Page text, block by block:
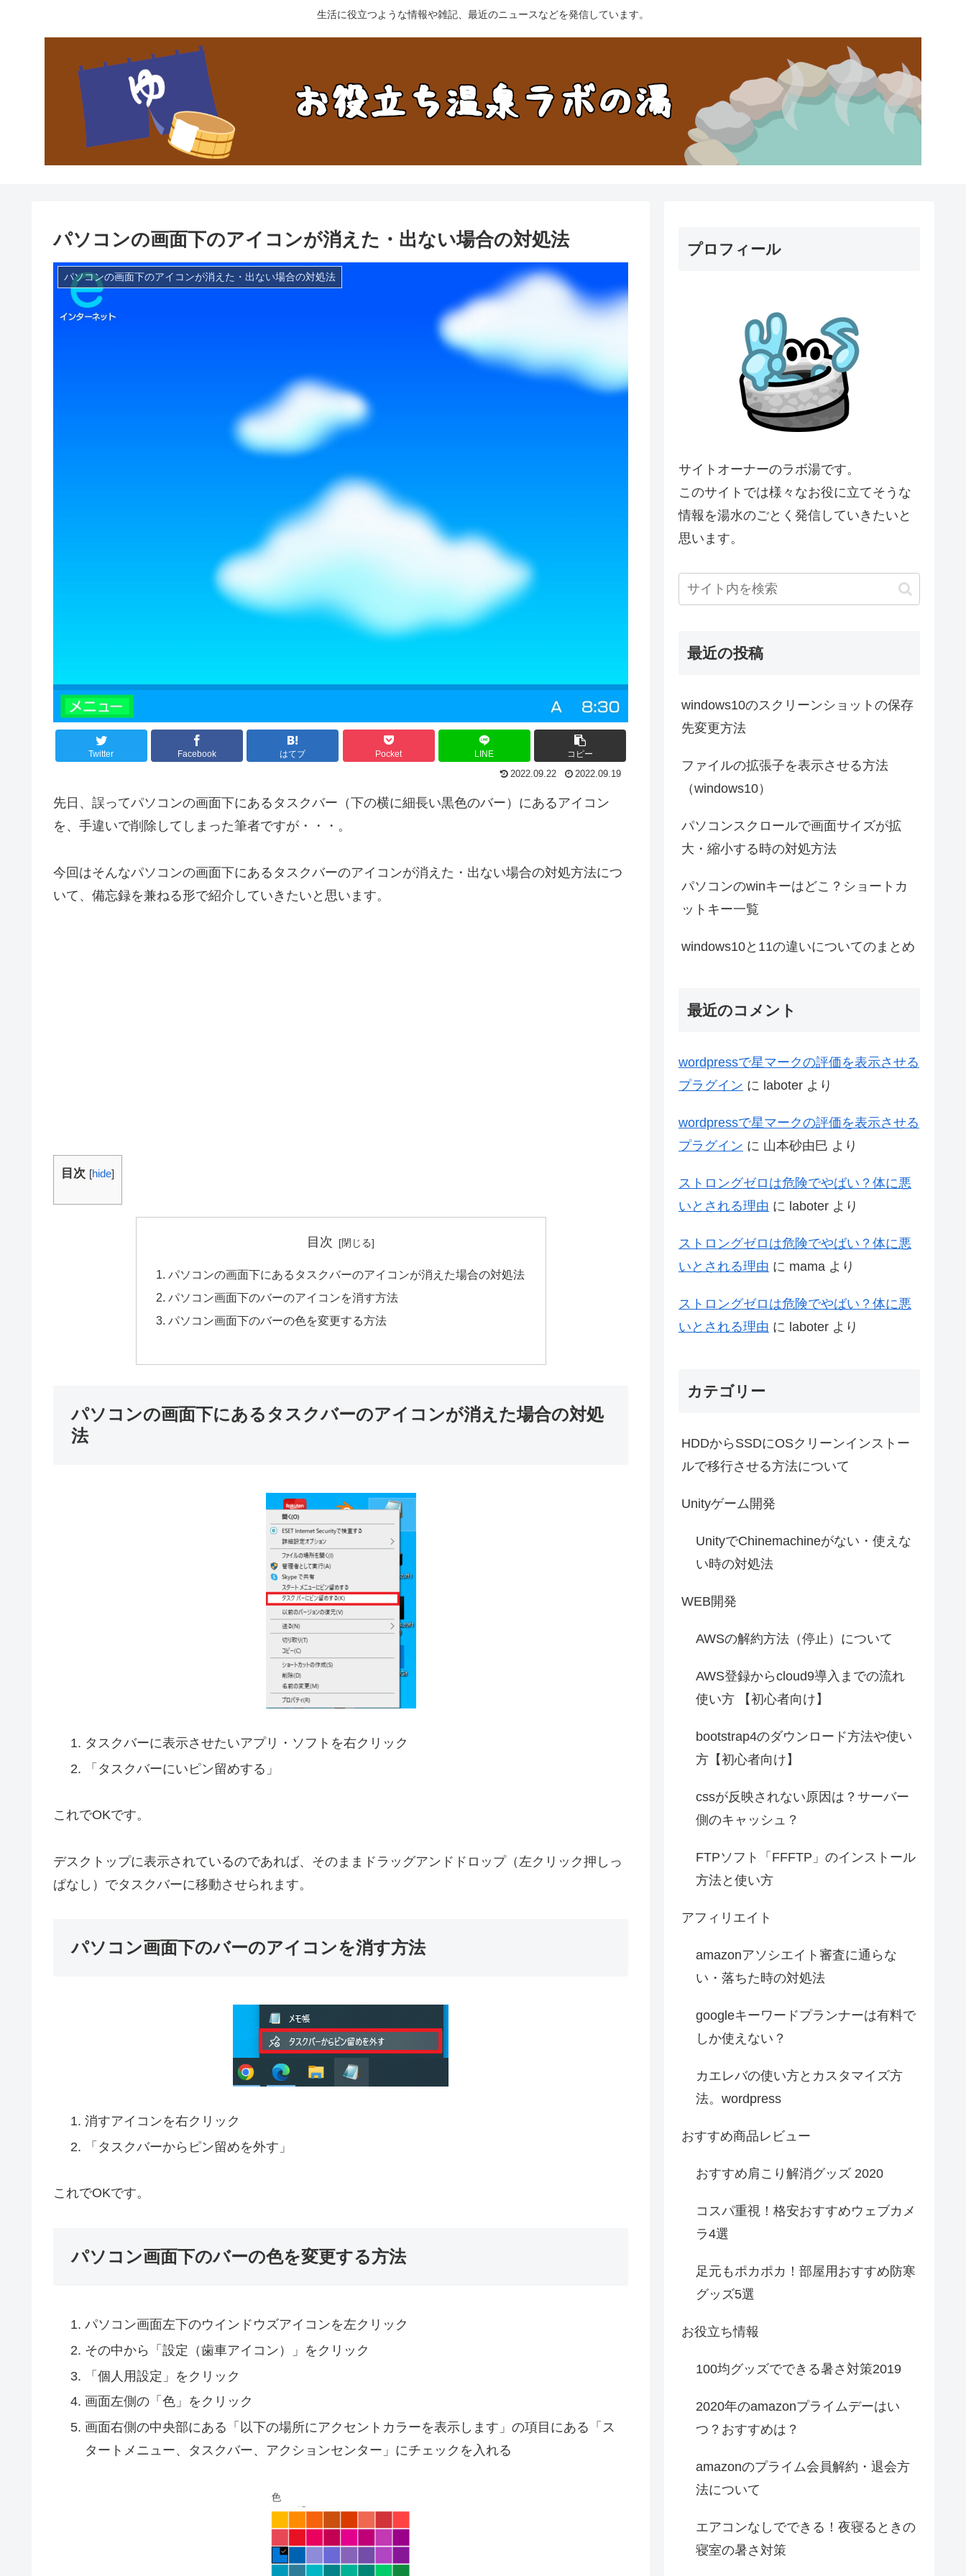
生活に役立つような情報や雑記、最近のニュースなどを発信しています。
パソコンの画面下のアイコンが消えた・出ない場合の対処法
パソコンの画面下のアイコンが消えた・出ない場合の対処法
Twitter Facebook はてブ Pocket LINE コピー
2022.09.22 2022.09.19
先日、誤ってパソコンの画面下にあるタスクバー（下の横に細長い黒色のバー）にあるアイコン
を、手違いで削除してしまった筆者ですが・・・。
今回はそんなパソコンの画面下にあるタスクバーのアイコンが消えた・出ない場合の対処方法につ
いて、備忘録を兼ねる形で紹介していきたいと思います。
目次 [hide]
目次
パソコンの画面下にあるタスクバーのアイコンが消えた場合の対処法
パソコン画面下のバーのアイコンを消す方法
パソコン画面下のバーの色を変更する方法
パソコンの画面下にあるタスクバーのアイコンが消えた場合の対処
法
タスクバーに表示させたいアプリ・ソフトを右クリック
「タスクバーにいピン留めする」
これでOKです。
デスクトップに表示されているのであれば、そのままドラッグアンドドロップ（左クリック押しっ
ぱなし）でタスクバーに移動させられます。
パソコン画面下のバーのアイコンを消す方法
消すアイコンを右クリック
「タスクバーからピン留めを外す」
これでOKです。
パソコン画面下のバーの色を変更する方法
パソコン画面左下のウインドウズアイコンを左クリック
その中から「設定（歯車アイコン）」をクリック
「個人用設定」をクリック
画面左側の「色」をクリック
画面右側の中央部にある「以下の場所にアクセントカラーを表示します」の項目にある「ス
タートメニュー、タスクバー、アクションセンター」にチェックを入れる
プロフィール
サイトオーナーのラボ湯です。
このサイトでは様々なお役に立てそうな
情報を湯水のごとく発信していきたいと
思います。
最近の投稿
windows10のスクリーンショットの保存
先変更方法
ファイルの拡張子を表示させる方法
（windows10）
パソコンスクロールで画面サイズが拡
大・縮小する時の対処方法
パソコンのwinキーはどこ？ショートカ
ットキー一覧
windows10と11の違いについてのまとめ
最近のコメント
wordpressで星マークの評価を表示させる
プラグイン に laboter より
wordpressで星マークの評価を表示させる
プラグイン に 山本砂由巳 より
ストロングゼロは危険でやばい？体に悪
いとされる理由 に laboter より
ストロングゼロは危険でやばい？体に悪
いとされる理由 に mama より
ストロングゼロは危険でやばい？体に悪
いとされる理由 に laboter より
カテゴリー
HDDからSSDにOSクリーンインストー
ルで移行させる方法について
Unityゲーム開発
UnityでChinemachineがない・使えな
い時の対処法
WEB開発
AWSの解約方法（停止）について
AWS登録からcloud9導入までの流れ
使い方 【初心者向け】
bootstrap4のダウンロード方法や使い
方【初心者向け】
cssが反映されない原因は？サーバー
側のキャッシュ？
FTPソフト「FFFTP」のインストール
方法と使い方
アフィリエイト
amazonアソシエイト審査に通らな
い・落ちた時の対処法
googleキーワードプランナーは有料で
しか使えない？
カエレバの使い方とカスタマイズ方
法。wordpress
おすすめ商品レビュー
おすすめ肩こり解消グッズ 2020
コスパ重視！格安おすすめウェブカメ
ラ4選
足元もポカポカ！部屋用おすすめ防寒
グッズ5選
お役立ち情報
100均グッズでできる暑さ対策2019
2020年のamazonプライムデーはい
つ？おすすめは？
amazonのプライム会員解約・退会方
法について
エアコンなしでできる！夜寝るときの
寝室の暑さ対策